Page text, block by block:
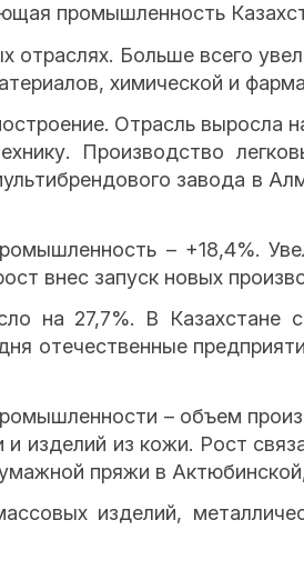
промышленность
отраслях. Больше всего
химической и
Отрасль выросла
Производство
завода в
– +18,4%.
внес запуск новых
на 27,7%. В Казахстане
отечественные
– объем
изделий из кожи. Рост
пряжи в
изделий,